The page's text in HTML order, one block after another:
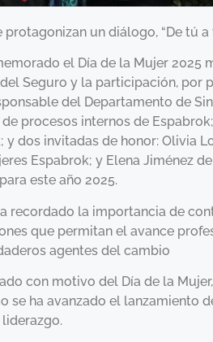
un diálogo, “De tú a
el Día de la Mujer
Seguro y la participación, por
del Departamento de
procesos internos de
dos invitadas de honor: Olivia
Espabrok; y Elena Jiménez
este año 2025.
recordado la importancia de
que permitan el avance
agentes del cambio
con motivo del Día de la
se ha avanzado el lanzamiento